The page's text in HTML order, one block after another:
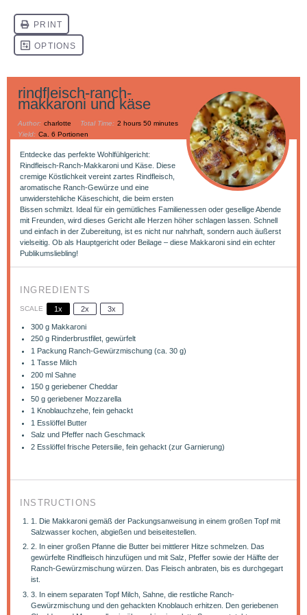
rindfleisch-ranch-
makkaroni und käse
Author: charlotte Total Time: 2 hours 50 minutes
Yield: Ca. 6 Portionen
Entdecke das perfekte Wohlfühlgericht:
Rindfleisch-Ranch-Makkaroni und Käse. Diese
cremige Köstlichkeit vereint zartes Rindfleisch,
aromatische Ranch-Gewürze und eine
unwiderstehliche Käseschicht, die beim ersten
Bissen schmilzt. Ideal für ein gemütliches Familienessen oder gesellige Abende
mit Freunden, wird dieses Gericht alle Herzen höher schlagen lassen. Schnell
und einfach in der Zubereitung, ist es nicht nur nahrhaft, sondern auch äußerst
vielseitig. Ob als Hauptgericht oder Beilage – diese Makkaroni sind ein echter
Publikumsliebling!
INGREDIENTS
SCALE 1x 2x 3x
300 g Makkaroni
250 g Rinderbrustfilet, gewürfelt
1 Packung Ranch-Gewürzmischung (ca.30 g)
1 Tasse Milch
200 ml Sahne
150 g geriebener Cheddar
50 g geriebener Mozzarella
1 Knoblauchzehe, fein gehackt
1 Esslöffel Butter
Salz und Pfeffer nach Geschmack
2 Esslöffel frische Petersilie, fein gehackt (zur Garnierung)
INSTRUCTIONS
1. Die Makkaroni gemäß der Packungsanweisung in einem großen Topf mit
Salzwasser kochen, abgießen und beiseitestellen.
2. In einer großen Pfanne die Butter bei mittlerer Hitze schmelzen. Das
gewürfelte Rindfleisch hinzufügen und mit Salz, Pfeffer sowie der Hälfte der
Ranch-Gewürzmischung würzen. Das Fleisch anbraten, bis es durchgegart
ist.
3. In einem separaten Topf Milch, Sahne, die restliche Ranch-
Gewürzmischung und den gehackten Knoblauch erhitzen. Den geriebenen